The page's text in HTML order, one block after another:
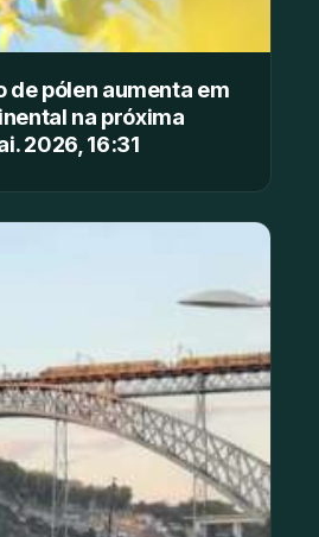
de pólen aumenta em
na próxima
2026, 16:31